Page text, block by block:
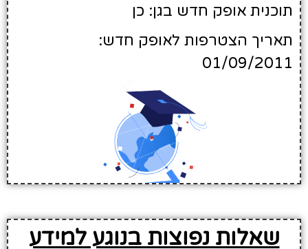
תוכנית אופק חדש בגן: כן
תאריך הצטרפות לאופק חדש:
01/09/2011
שאלות נפוצות בנוגע למידע